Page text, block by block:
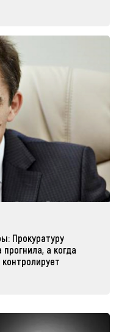
Прокуратуру
а когда